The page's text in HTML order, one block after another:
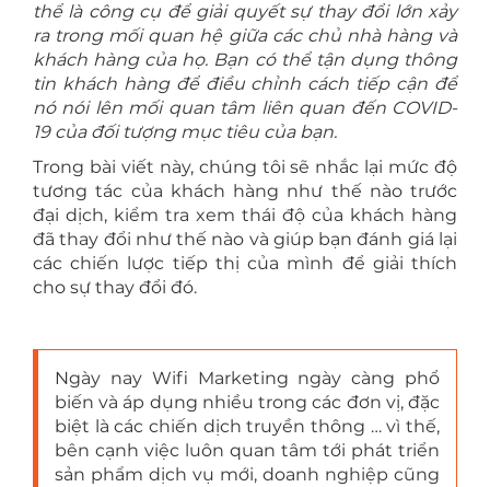
thể là công cụ để giải quyết sự thay đổi lớn xảy
ra trong mối quan hệ giữa các chủ nhà hàng và
khách hàng của họ. Bạn có thể tận dụng thông
tin khách hàng để điều chỉnh cách tiếp cận để
nó nói lên mối quan tâm liên quan đến COVID-
19 của đối tượng mục tiêu của bạn.
Trong bài viết này, chúng tôi sẽ nhắc lại mức độ
tương tác của khách hàng như thế nào trước
đại dịch, kiểm tra xem thái độ của khách hàng
đã thay đổi như thế nào và giúp bạn đánh giá lại
các chiến lược tiếp thị của mình để giải thích
cho sự thay đổi đó.
Ngày nay Wifi Marketing ngày càng phổ
biến và áp dụng nhiều trong các đơn vị, đặc
biệt là các chiến dịch truyền thông … vì thế,
bên cạnh việc luôn quan tâm tới phát triển
sản phẩm dịch vụ mới, doanh nghiệp cũng